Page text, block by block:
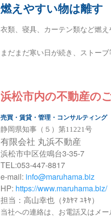
燃えやすい物は離す
衣類、寝具、カーテン類など燃
まだまだ寒い日が続き、ストー
浜松市内の不動産の
売買・賃貸・管理・コンサルティング
静岡県知事（５）第11221号
有限会社 丸浜不動産
浜松市中区佐鳴台3-35-7
TEL:053-447-8817
e-mail: info@maruhama.biz
HP: https://www.maruhama.biz/
担当：高山幸也（ﾀｶﾔﾏ ﾕｷﾔ）
当社への連絡は、お電話又はメー